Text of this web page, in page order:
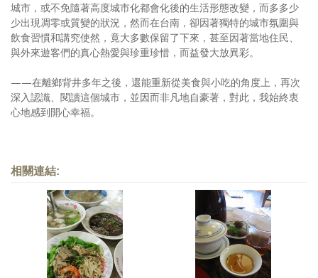
城市，或不免隨著高度城市化都會化後的生活形態改變，而多多少
少出現凋零或質變的狀況，然而在台南，卻因著獨特的城市氛圍與
飲食習慣和講究使然，竟大多數保留了下來，甚至因著當地住民、
與外來遊客們的真心熱愛與珍重珍惜，而益發大放異彩。
——在離鄉背井多年之後，還能重新從美食與小吃的角度上，再次
深入認識、閱讀這個城市，並因而非凡地自豪著，對此，我始終衷
心地感到開心幸福。
相關連結: